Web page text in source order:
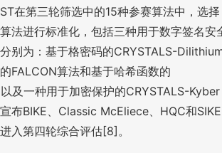
在第三轮筛选中的15种参赛算法中，选择
法进行标准化，包括三种用于数字签名安
别为：基于格密码的CRYSTALS-
FALCON算法和基于哈希函数的
及一种用于加密保护的CRYSTALS-Kyber
布BIKE、Classic McEliece、HQC和SIKE
入第四轮综合评估[8]。